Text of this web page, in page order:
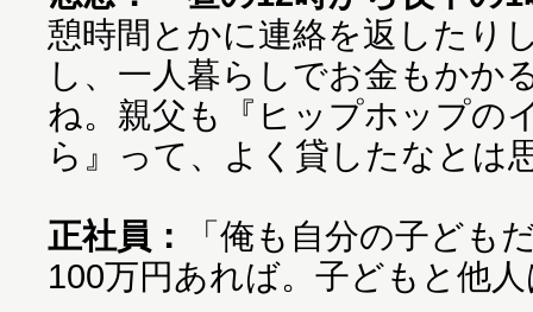
憩時間とかに連絡を返したり
し、一人暮らしでお金もかか
ね。親父も『ヒップホップの
ら』って、よく貸したなとは
正社員：
「俺も自分の子ども
100万円あれば。子どもと他